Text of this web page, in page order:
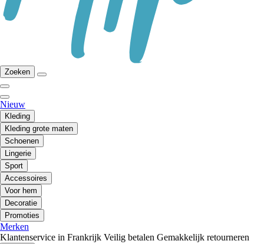
Zoeken
Nieuw
Kleding
Kleding grote maten
Schoenen
Lingerie
Sport
Accessoires
Voor hem
Decoratie
Promoties
Merken
Klantenservice in Frankrijk Veilig betalen Gemakkelijk retourneren